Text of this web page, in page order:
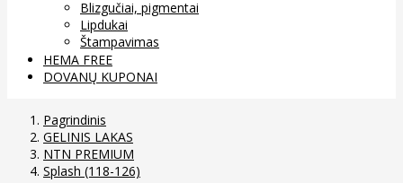
Blizgučiai, pigmentai
Lipdukai
Štampavimas
HEMA FREE
DOVANŲ KUPONAI
Pagrindinis
GELINIS LAKAS
NTN PREMIUM
Splash (118-126)